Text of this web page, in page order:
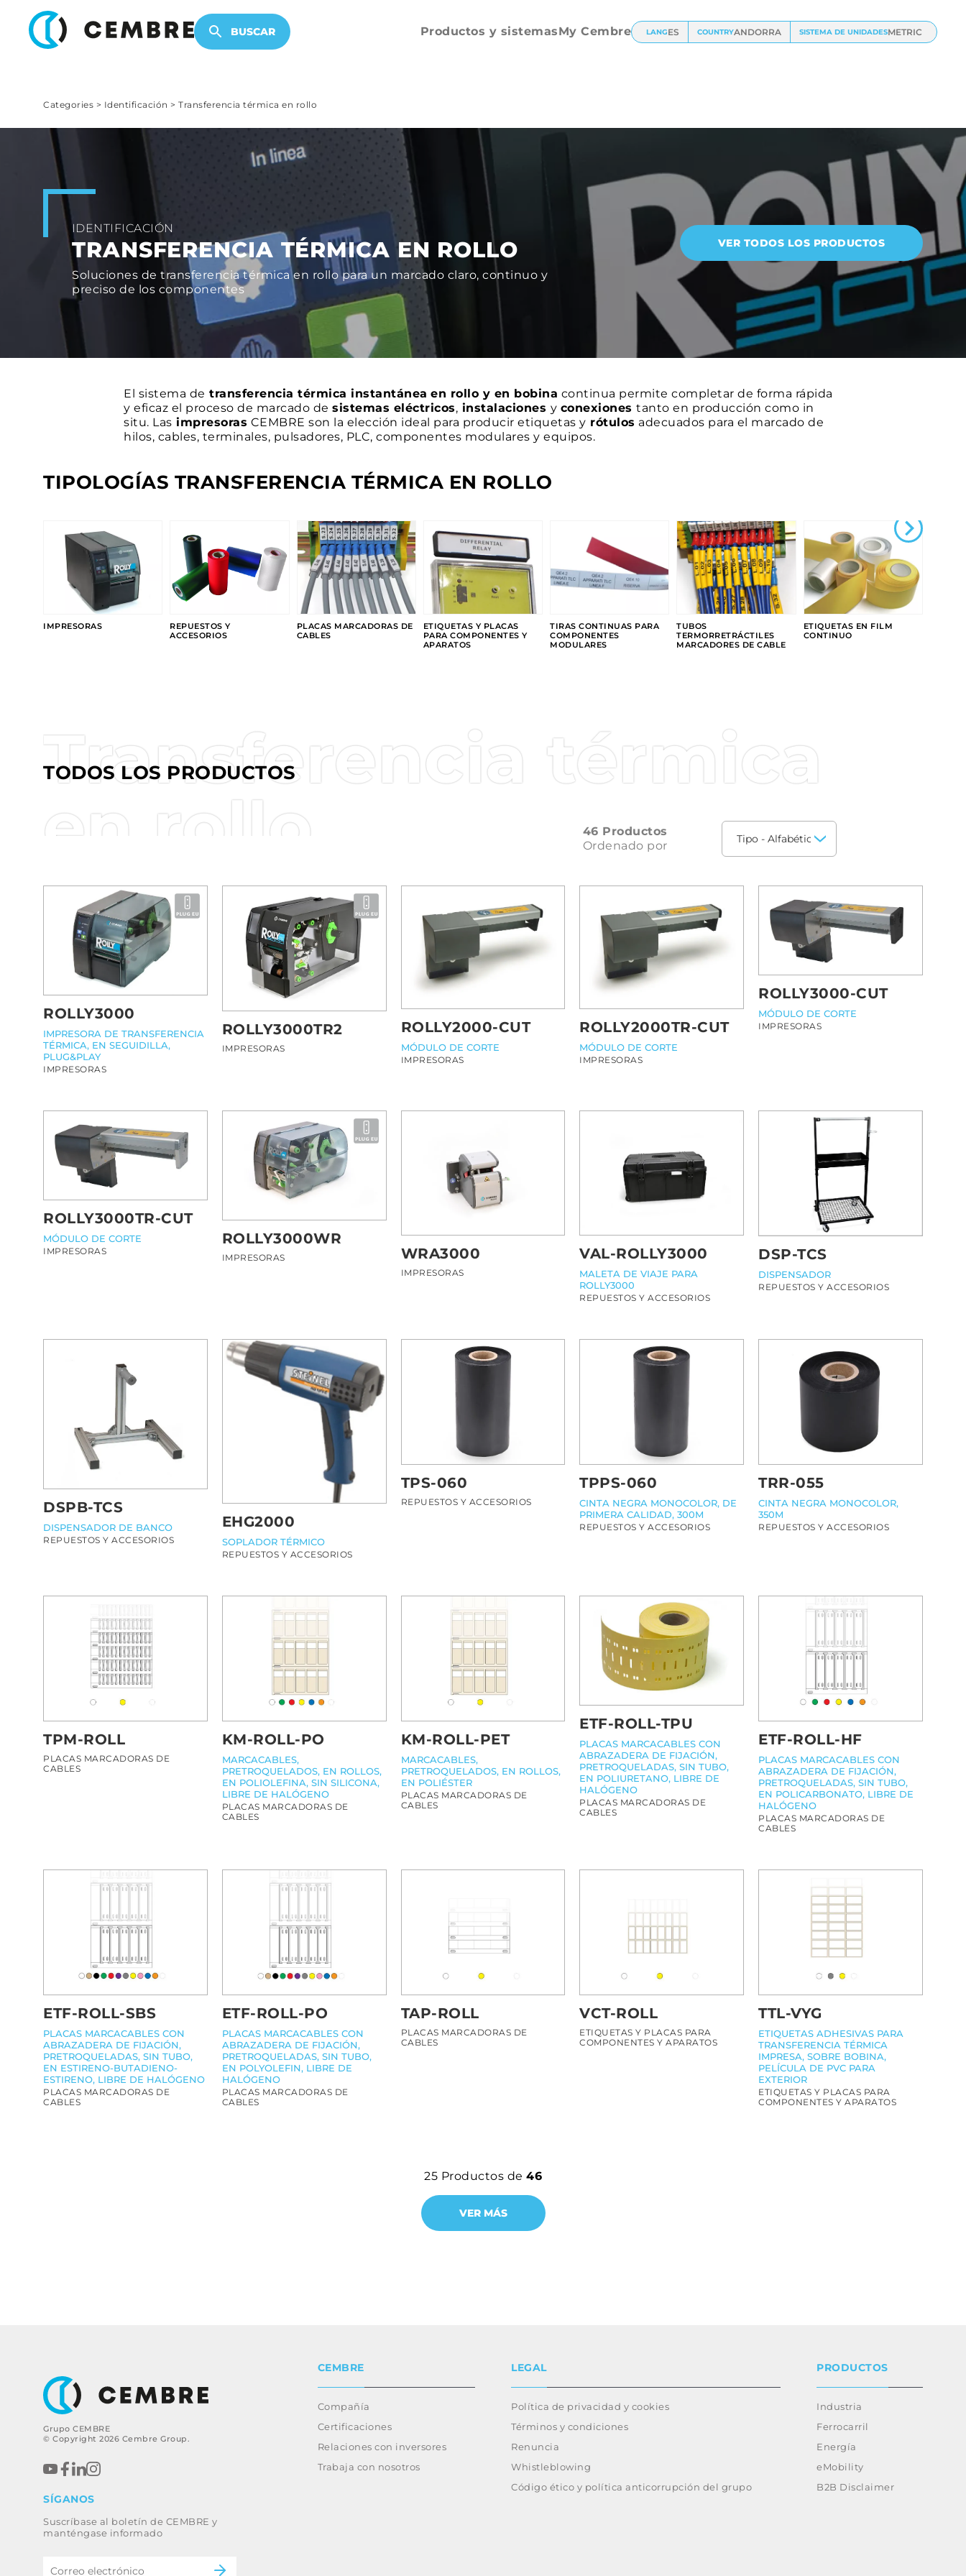
BUSCAR Productos y sistemasMy Cembre LANGES COUNTRYANDORRA SISTEMA DE UNIDADESMETRIC
PRODUCTOS ELECTRÓNICOS
Categories > Identificación > Transferencia térmica en rollo
IDENTIFICACIÓN
TRANSFERENCIA TÉRMICA EN ROLLO
Soluciones de transferencia térmica en rollo para un marcado claro, continuo y
preciso de los componentes
VER TODOS LOS PRODUCTOS
El sistema de transferencia térmica instantánea en rollo y en bobina continua permite completar de forma rápida
y eficaz el proceso de marcado de sistemas eléctricos, instalaciones y conexiones tanto en producción como in
situ. Las impresoras CEMBRE son la elección ideal para producir etiquetas y rótulos adecuados para el marcado de
hilos, cables, terminales, pulsadores, PLC, componentes modulares y equipos.
TIPOLOGÍAS TRANSFERENCIA TÉRMICA EN ROLLO
IMPRESORAS
REPUESTOS Y
ACCESORIOS
PLACAS MARCADORAS DE
CABLES
ETIQUETAS Y PLACAS
PARA COMPONENTES Y
APARATOS
TIRAS CONTINUAS PARA
COMPONENTES
MODULARES
TUBOS
TERMORRETRÁCTILES
MARCADORES DE CABLE
ETIQUETAS EN FILM
CONTINUO
TODOS LOS PRODUCTOS
Transferencia térmica
en rollo
46 Productos
Ordenado por
ROLLY3000
IMPRESORA DE TRANSFERENCIA
TÉRMICA, EN SEGUIDILLA,
PLUG&PLAY
IMPRESORAS
ROLLY3000TR2
IMPRESORAS
ROLLY2000-CUT
MÓDULO DE CORTE
IMPRESORAS
ROLLY2000TR-CUT
MÓDULO DE CORTE
IMPRESORAS
ROLLY3000-CUT
MÓDULO DE CORTE
IMPRESORAS
ROLLY3000TR-CUT
MÓDULO DE CORTE
IMPRESORAS
ROLLY3000WR
IMPRESORAS WRA3000
IMPRESORAS
VAL-ROLLY3000
MALETA DE VIAJE PARA
ROLLY3000
REPUESTOS Y ACCESORIOS
DSP-TCS
DISPENSADOR
REPUESTOS Y ACCESORIOS
DSPB-TCS
DISPENSADOR DE BANCO
REPUESTOS Y ACCESORIOS
EHG2000
SOPLADOR TÉRMICO
REPUESTOS Y ACCESORIOS
TPS-060
REPUESTOS Y ACCESORIOS
TPPS-060
CINTA NEGRA MONOCOLOR, DE
PRIMERA CALIDAD, 300M
REPUESTOS Y ACCESORIOS
TRR-055
CINTA NEGRA MONOCOLOR,
350M
REPUESTOS Y ACCESORIOS
TPM-ROLL
PLACAS MARCADORAS DE
CABLES
KM-ROLL-PO
MARCACABLES,
PRETROQUELADOS, EN ROLLOS,
EN POLIOLEFINA, SIN SILICONA,
LIBRE DE HALÓGENO
PLACAS MARCADORAS DE
CABLES
KM-ROLL-PET
MARCACABLES,
PRETROQUELADOS, EN ROLLOS,
EN POLIÉSTER
PLACAS MARCADORAS DE
CABLES
ETF-ROLL-TPU
PLACAS MARCACABLES CON
ABRAZADERA DE FIJACIÓN,
PRETROQUELADAS, SIN TUBO,
EN POLIURETANO, LIBRE DE
HALÓGENO
PLACAS MARCADORAS DE
CABLES
ETF-ROLL-HF
PLACAS MARCACABLES CON
ABRAZADERA DE FIJACIÓN,
PRETROQUELADAS, SIN TUBO,
EN POLICARBONATO, LIBRE DE
HALÓGENO
PLACAS MARCADORAS DE
CABLES
ETF-ROLL-SBS
PLACAS MARCACABLES CON
ABRAZADERA DE FIJACIÓN,
PRETROQUELADAS, SIN TUBO,
EN ESTIRENO-BUTADIENO-
ESTIRENO, LIBRE DE HALÓGENO
PLACAS MARCADORAS DE
CABLES
ETF-ROLL-PO
PLACAS MARCACABLES CON
ABRAZADERA DE FIJACIÓN,
PRETROQUELADAS, SIN TUBO,
EN POLYOLEFIN, LIBRE DE
HALÓGENO
PLACAS MARCADORAS DE
CABLES
TAP-ROLL
PLACAS MARCADORAS DE
CABLES
VCT-ROLL
ETIQUETAS Y PLACAS PARA
COMPONENTES Y APARATOS
TTL-VYG
ETIQUETAS ADHESIVAS PARA
TRANSFERENCIA TÉRMICA
IMPRESA, SOBRE BOBINA,
PELÍCULA DE PVC PARA
EXTERIOR
ETIQUETAS Y PLACAS PARA
COMPONENTES Y APARATOS
25 Productos de 46
VER MÁS
Grupo CEMBRE
© Copyright 2026 Cembre Group.
CEMBRE
Compañía
Certificaciones
Relaciones con inversores
Trabaja con nosotros
LEGAL
Política de privacidad y cookies
Términos y condiciones
Renuncia
Whistleblowing
Código ético y política anticorrupción del grupo
PRODUCTOS
Industria
Ferrocarril
Energía
eMobility
B2B Disclaimer
SÍGANOS
Suscríbase al boletín de CEMBRE y
manténgase informado